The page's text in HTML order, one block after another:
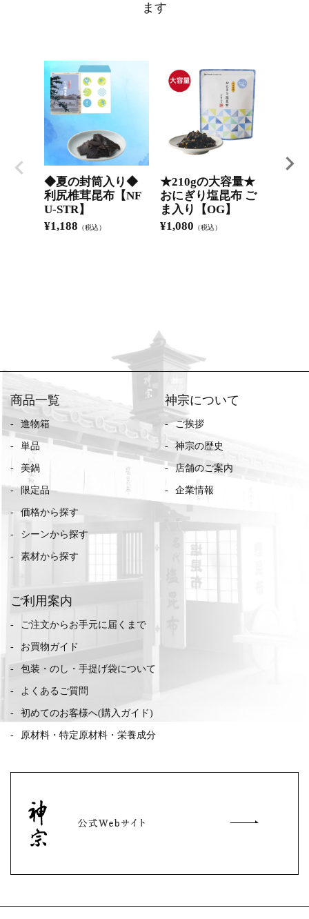
ます
◆夏の封筒入り◆
利尻椎茸昆布【NF
U-STR】
¥1,188 （税込）
★210gの大容量★
おにぎり塩昆布 ご
ま入り【OG】
¥1,080 （税込）
商品一覧
進物箱
単品
美鍋
限定品
価格から探す
シーンから探す
素材から探す
神宗について
ご挨拶
神宗の歴史
店舗のご案内
企業情報
ご利用案内
ご注文からお手元に届くまで
お買物ガイド
包装・のし・手提げ袋について
よくあるご質問
初めてのお客様へ(購入ガイド)
原材料・特定原材料・栄養成分